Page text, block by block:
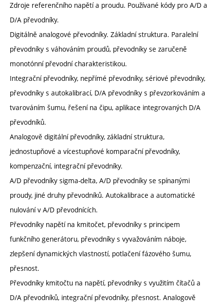
Zdroje referenčního napětí a proudu. Používané kódy pro A/D a
D/A převodníky.
Digitálně analogové převodníky. Základní struktura. Paralelní
převodníky s váhováním proudů, převodníky se zaručeně
monotónní převodní charakteristikou.
Integrační převodníky, nepřímé převodníky, sériové převodníky,
převodníky s autokalibrací, D/A převodníky s převzorkováním a
tvarováním šumu, řešení na čipu, aplikace integrovaných D/A
převodníků.
Analogově digitální převodníky, základní struktura,
jednostupňové a vícestupňové komparační převodníky,
kompenzační, integrační převodníky.
A/D převodníky sigma-delta, A/D převodníky se spínanými
proudy, jiné druhy převodníků. Autokalibrace a automatické
nulování v A/D převodnících.
Převodníky napětí na kmitočet, převodníky s principem
funkčního generátoru, převodníky s vyvažováním náboje,
zlepšení dynamických vlastností, potlačení fázového šumu,
přesnost.
Převodníky kmitočtu na napětí, převodníky s využitím čítačů a
D/A převodníků, integrační převodníky, přesnost. Analogově